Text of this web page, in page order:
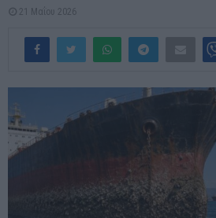
21 Μαΐου 2026